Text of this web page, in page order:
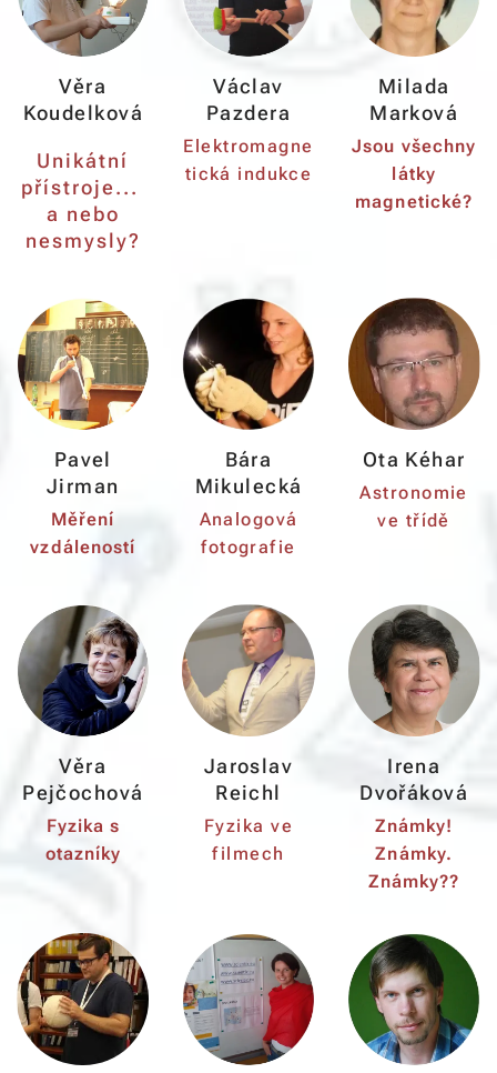
Věra
Koudelková
Unikátní
přístroje...
a nebo
nesmysly?
Václav
Pazdera
Elektromagne
tická indukce
Milada
Marková
Jsou všechny
látky
magnetické?
Pavel
Jirman
Měření
vzdáleností
Bára
Mikulecká
Analogová
fotografie
Ota Kéhar
Astronomie
ve třídě
Věra
Pejčochová
Fyzika s
otazníky
Jaroslav
Reichl
Fyzika ve
filmech
Irena
Dvořáková
Známky!
Známky.
Známky??